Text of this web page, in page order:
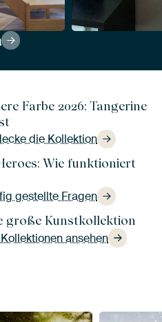
Farbe 2026: Tangerine
die Kollektion
Wie funktioniert
gestellte Fragen
große Kunstkollektion
ansehen